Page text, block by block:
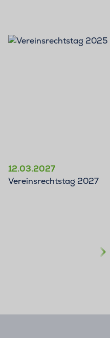
12.03.2027
Vereinsrechtstag 2027